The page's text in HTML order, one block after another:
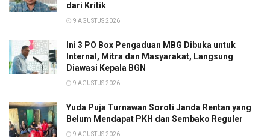
dari Kritik
9 AGUSTUS 2026
Ini 3 PO Box Pengaduan MBG Dibuka untuk
Internal, Mitra dan Masyarakat, Langsung
Diawasi Kepala BGN
9 AGUSTUS 2026
Yuda Puja Turnawan Soroti Janda Rentan yang
Belum Mendapat PKH dan Sembako Reguler
9 AGUSTUS 2026